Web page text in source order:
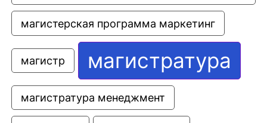
магистерская программа маркетинг
магистр магистратура
магистратура менеджмент